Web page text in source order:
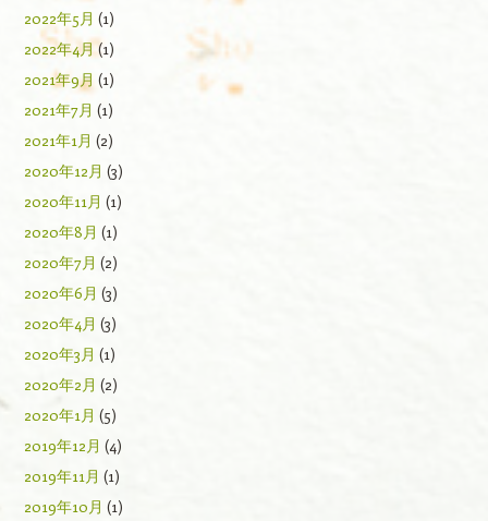
2022年5月 (1)
2022年4月(1)
2021年9月 (1)
2021年7月 (1)
2021年1月 (2)
2020年12月 (3)
2020年11月 (1)
2020年8月 (1)
2020年7月 (2)
2020年6月 (3)
2020年4月 (3)
2020年3月 (1)
2020年2月 (2)
2020年1月 (5)
2019年12月 (4)
2019年11月 (1)
2019年10月 (1)